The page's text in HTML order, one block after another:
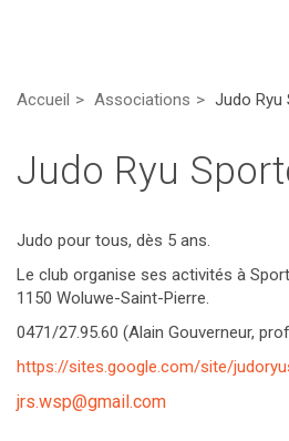
Accueil Associations Judo Ryu
Judo Ryu
Judo pour tous, dès 5 ans.
Le club organise ses activités à
1150 Woluwe-Saint-Pierre.
0471/27.95.60 (Alain Gouverneur,
https://sites.google.com/site/
jrs.wsp@gmail.com